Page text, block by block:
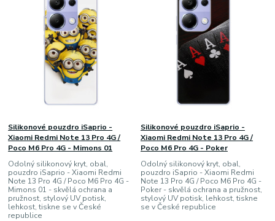
Silikonové pouzdro iSaprio -
Xiaomi Redmi Note 13 Pro 4G /
Poco M6 Pro 4G - Mimons 01
Odolný silikonový kryt, obal,
pouzdro iSaprio - Xiaomi Redmi
Note 13 Pro 4G / Poco M6 Pro 4G -
Mimons 01 - skvělá ochrana a
pružnost, stylový UV potisk,
lehkost, tiskne se v České
republice
Silikonové pouzdro iSaprio -
Xiaomi Redmi Note 13 Pro 4G /
Poco M6 Pro 4G - Poker
Odolný silikonový kryt, obal,
pouzdro iSaprio - Xiaomi Redmi
Note 13 Pro 4G / Poco M6 Pro 4G -
Poker - skvělá ochrana a pružnost,
stylový UV potisk, lehkost, tiskne
se v České republice